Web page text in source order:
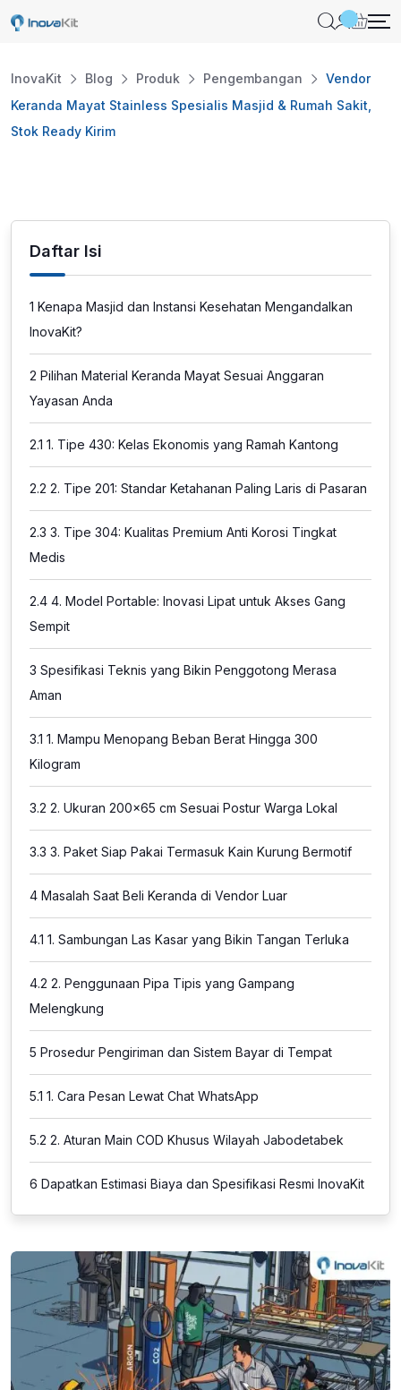
Skip
InovaKit Blog Produk Pengembangan
Vendor
Keranda Mayat Stainless Spesialis Masjid & Rumah Sakit,
Stok Ready Kirim
Daftar Isi
1 Kenapa Masjid dan Instansi Kesehatan Mengandalkan
InovaKit?
2 Pilihan Material Keranda Mayat Sesuai Anggaran
Yayasan Anda
2.1 1. Tipe 430: Kelas Ekonomis yang Ramah Kantong
2.2 2. Tipe 201: Standar Ketahanan Paling Laris di Pasaran
2.3 3. Tipe 304: Kualitas Premium Anti Korosi Tingkat
Medis
2.4 4. Model Portable: Inovasi Lipat untuk Akses Gang
Sempit
3 Spesifikasi Teknis yang Bikin Penggotong Merasa
Aman
3.1 1. Mampu Menopang Beban Berat Hingga 300
Kilogram
3.2 2. Ukuran 200×65 cm Sesuai Postur Warga Lokal
3.3 3. Paket Siap Pakai Termasuk Kain Kurung Bermotif
4 Masalah Saat Beli Keranda di Vendor Luar
4.1 1. Sambungan Las Kasar yang Bikin Tangan Terluka
4.2 2. Penggunaan Pipa Tipis yang Gampang
Melengkung
5 Prosedur Pengiriman dan Sistem Bayar di Tempat
5.1 1. Cara Pesan Lewat Chat WhatsApp
5.2 2. Aturan Main COD Khusus Wilayah Jabodetabek
6 Dapatkan Estimasi Biaya dan Spesifikasi Resmi InovaKit